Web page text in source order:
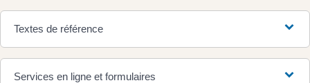
Textes de référence
Services en ligne et formulaires